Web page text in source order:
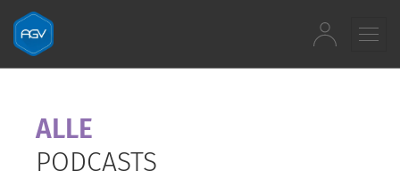
Zum Inhalt springen
ALLE
PODCASTS